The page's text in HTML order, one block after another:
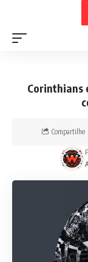
Corinthians
Compartilhe